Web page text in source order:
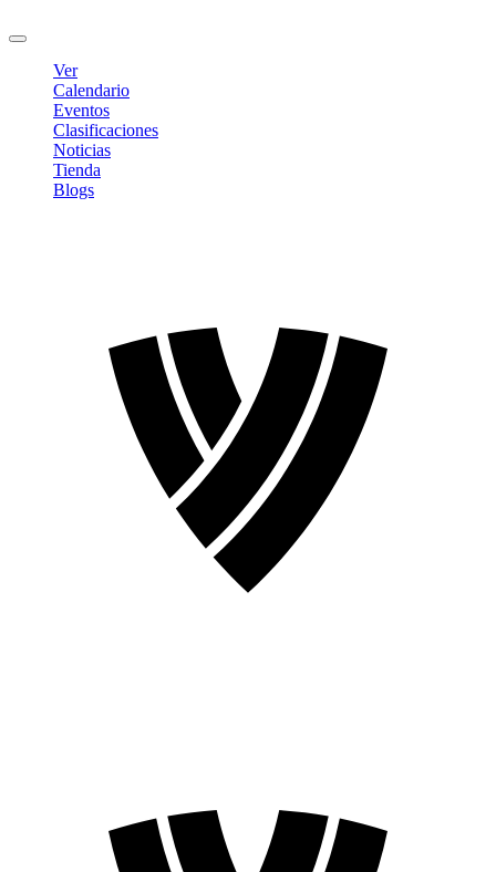
Ver
Calendario
Eventos
Clasificaciones
Noticias
Tienda
Blogs